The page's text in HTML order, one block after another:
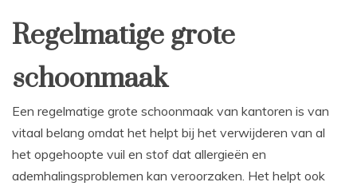
Regelmatige grote
schoonmaak
Een regelmatige grote schoonmaak van kantoren is van
vitaal belang omdat het helpt bij het verwijderen van al
het opgehoopte vuil en stof dat allergieën en
ademhalingsproblemen kan veroorzaken. Het helpt ook